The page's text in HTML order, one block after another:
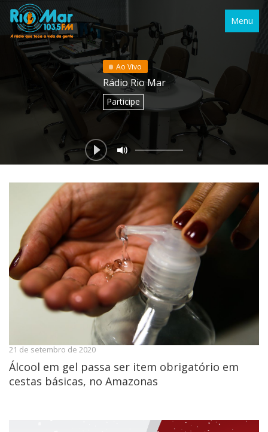
Menu
Ao Vivo
Rádio Rio Mar
Participe
21 de setembro de 2020
Álcool em gel passa ser item obrigatório em
cestas básicas, no Amazonas